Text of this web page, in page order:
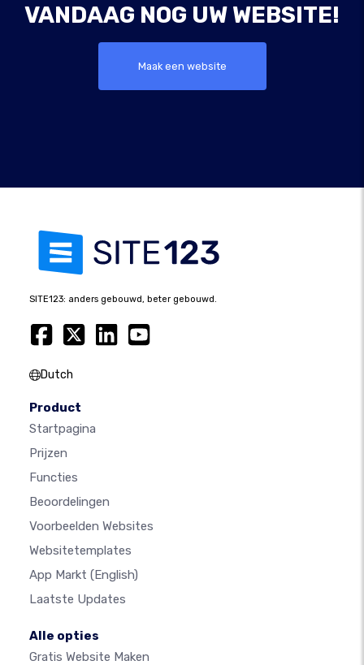
VANDAAG NOG UW WEBSITE!
Maak een website
SITE123: anders gebouwd, beter gebouwd.
Dutch
Product
Startpagina
Prijzen
Functies
Beoordelingen
Voorbeelden Websites
Websitetemplates
App Markt (English)
Laatste Updates
Alle opties
Gratis Website Maken